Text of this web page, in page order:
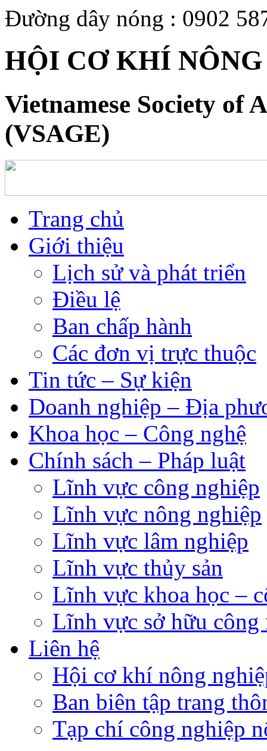
Đường dây nóng : 0902
HỘI CƠ KHÍ
Vietnamese Society of
(VSAGE)
Trang chủ
Giới thiệu
Lịch sử và phát triển
Điều lệ
Ban chấp hành
Các đơn vị trực thuộc
Tin tức – Sự kiện
Doanh nghiệp – Địa
Khoa học – Công nghệ
Chính sách – Pháp luật
Lĩnh vực công nghiệp
Lĩnh vực nông nghiệp
Lĩnh vực lâm nghiệp
Lĩnh vực thủy sản
Lĩnh vực khoa học –
Lĩnh vực sở hữu công
Liên hệ
Hội cơ khí nông
Ban biên tập trang
Tạp chí công nghiệp